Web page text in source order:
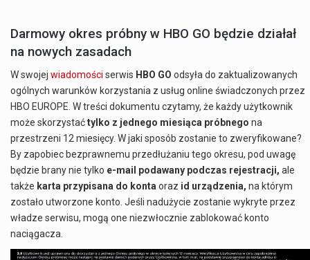
Darmowy okres próbny w HBO GO będzie działał
na nowych zasadach
W swojej wiadomości serwis HBO GO odsyła do zaktualizowanych
ogólnych warunków korzystania z usług online świadczonych przez
HBO EUROPE. W treści dokumentu czytamy, że każdy użytkownik
może skorzystaćtylko z jednego miesiąca próbnego na
przestrzeni 12 miesięcy. W jaki sposób zostanie to zweryfikowane?
By zapobiec bezprawnemu przedłużaniu tego okresu, pod uwagę
będzie brany nie tylko e-mail podawany podczas rejestracji, ale
także karta przypisana do kontaoraz id urządzenia, na którym
zostało utworzone konto. Jeśli nadużycie zostanie wykryte przez
władze serwisu, mogą one niezwłocznie zablokować konto
naciągacza.